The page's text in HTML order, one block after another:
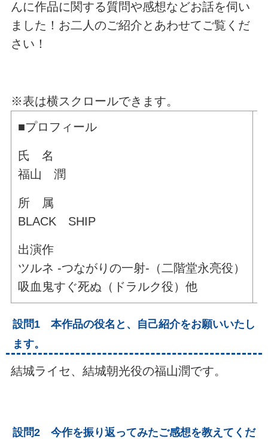
んに作品に関する質問や感想などお話を伺い
ました！お二人のご紹介とあわせてご覧くだ
さい！
※表は横スクロールできます。
■プロフィール
氏 名
福山 潤
所 属
BLACK SHIP
出演作
ツルネ -つながりの一射-（二階堂永亮役）
吸血鬼すぐ死ぬ（ドラルク役）他
設問1 本作品の役名と、自己紹介をお願いいたし
ます。
結城ライセ、結城朝光役の福山潤です。
設問2 今作を振り返ってみたご感想を教えてくだ